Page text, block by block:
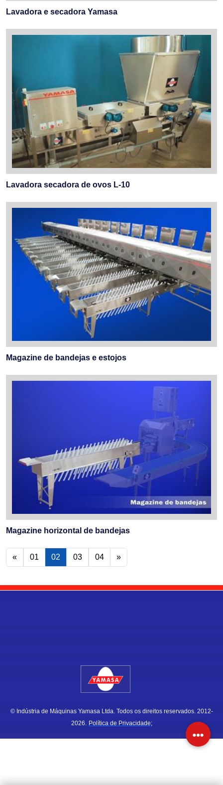
Lavadora e secadora Yamasa
Lavadora secadora de ovos L-10
Magazine de bandejas e estojos
Magazine horizontal de bandejas
« 01 02 03 04 »
.
© Indústria de Máquinas Yamasa Ltda. Todos os direitos reservados. 2012-
2026. Política de Privacidade;